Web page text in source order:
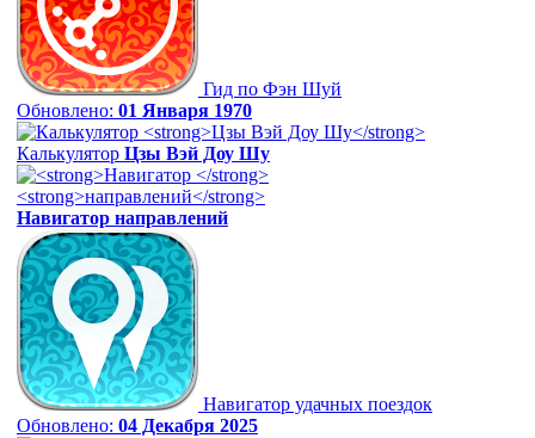
Гид по Фэн Шуй
Обновлено: 01 Января 1970
Калькулятор Цзы Вэй Доу Шу
Навигатор направлений
Навигатор удачных поездок
Обновлено: 04 Декабря 2025